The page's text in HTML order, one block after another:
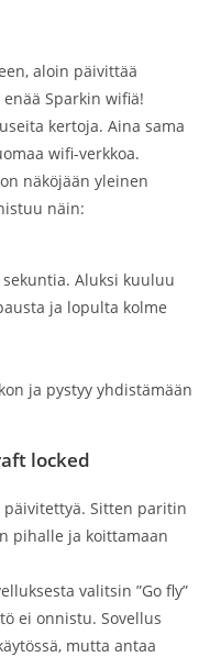
aloin päivittää
Sparkin wifiä!
kertoja. Aina sama
wifi-verkkoa.
näköjään yleinen
näin:
Aluksi kuuluu
ja lopulta kolme
ja pystyy yhdistämään
locked
päivitettyä. Sitten paritin
pihalle ja koittamaan
valitsin ”Go fly”
ei onnistu. Sovellus
mutta antaa